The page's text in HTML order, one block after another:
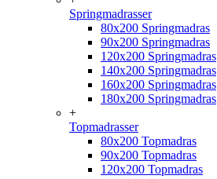
Springmadrasser
80x200 Springmadras
90x200 Springmadras
120x200 Springmadras
140x200 Springmadras
160x200 Springmadras
180x200 Springmadras
+
Topmadrasser
80x200 Topmadras
90x200 Topmadras
120x200 Topmadras